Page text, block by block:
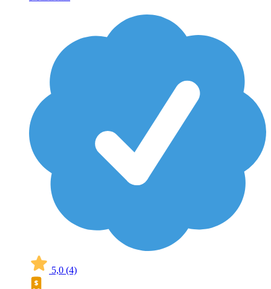
5,0 (4)